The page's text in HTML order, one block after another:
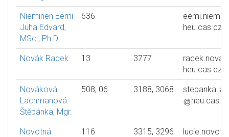
Nieminen Eemi
Juha Edvard,
MSc., Ph.D.
636
heu.cas.cz
Novák Radek 13 3777
radek.novak
heu.cas.cz
Nováková
Lachmanová
Štěpánka, Mgr.
508, 06 3188, 3068
Novotná
116 3315, 3296